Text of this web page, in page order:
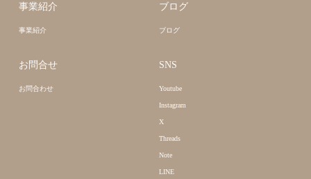
事業紹介
事業紹介
ブログ
ブログ
お問合せ
お問合わせ
SNS
Youtube
Instagram
X
Threads
Note
LINE